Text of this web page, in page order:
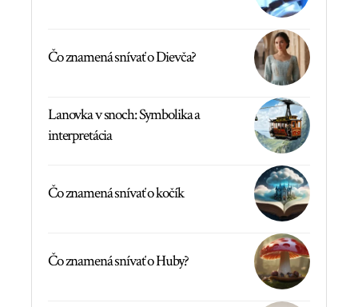
Čo znamená snívať o Dievča?
Lanovka v snoch: Symbolika a
interpretácia
Čo znamená snívať o kočík
Čo znamená snívať o Huby?